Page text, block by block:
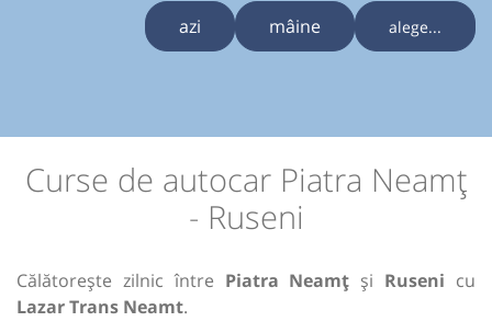
azi mâine alege...
Curse de autocar Piatra Neamț
- Ruseni
Călătorește zilnic între Piatra Neamț și Ruseni cu
Lazar Trans Neamt.